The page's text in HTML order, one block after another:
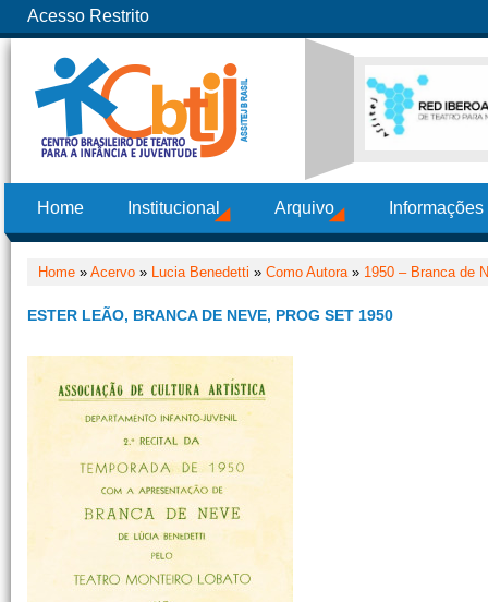
Acesso Restrito
Home Institucional Arquivo
Home » Acervo » Lucia Benedetti » Como Autora» 1950 – Branca de
ESTER LEÃO, BRANCA DE NEVE, PROG SET 1950